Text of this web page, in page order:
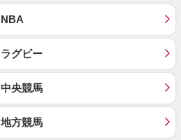
NBA
ラグビー
中央競馬
地方競馬